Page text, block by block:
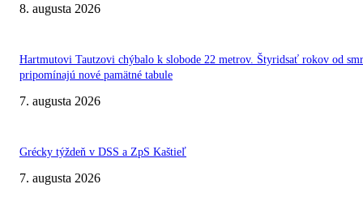
8. augusta 2026
Hartmutovi Tautzovi chýbalo k slobode 22 metrov. Štyridsať rokov od
pripomínajú nové pamätné tabule
7. augusta 2026
Grécky týždeň v DSS a ZpS Kaštieľ
7. augusta 2026